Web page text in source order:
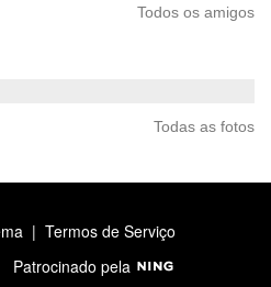
Todos os amigos
Todas as fotos
| Termos de Serviço
Patrocinado pela